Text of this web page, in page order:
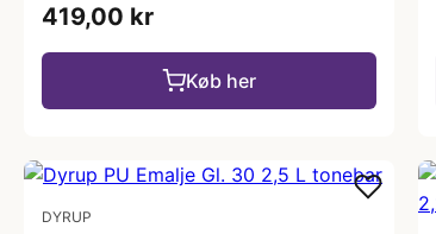
419,00 kr
Køb her
DYRUP